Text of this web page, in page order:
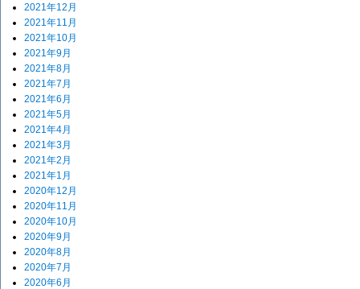
2021年12月
2021年11月
2021年10月
2021年9月
2021年8月
2021年7月
2021年6月
2021年5月
2021年4月
2021年3月
2021年2月
2021年1月
2020年12月
2020年11月
2020年10月
2020年9月
2020年8月
2020年7月
2020年6月